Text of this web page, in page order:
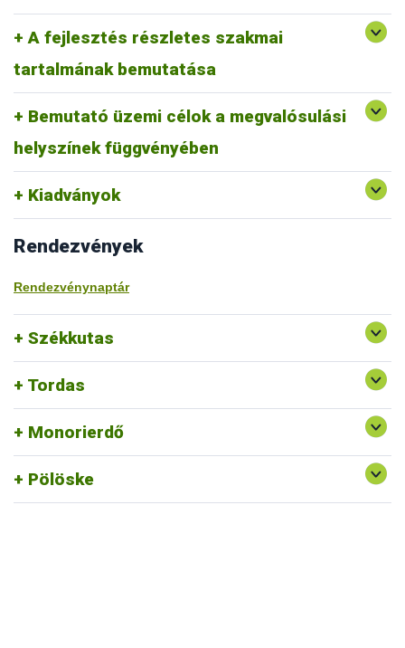
A fejlesztés részletes szakmai
tartalmának bemutatása
állomáson (Tordas, Pölöske, Székkutas, Monorierdő)
valósulna meg bemutató üzemi program.
Bemutató üzemi célok a megvalósulási
helyszínek függvényében
Tordas
kertészeti (zöldség, gyümölcs) fajok, szántóföldi
és üvegházi termesztési körülmények, ökológiai
gazdálkodásra alkalmas fajták vizsgálata
Pölöske
kertészeti (gyümölcs) fajok
Székkutas
szántóföldi fajok vizsgálata
Monorierdő erdészeti fajok vizsgálata, fajtakitermesztés
Kiadványok
Rendezvények
Rendezvénynaptár
Székkutas
Tordas
Monorierdő
Pölöske